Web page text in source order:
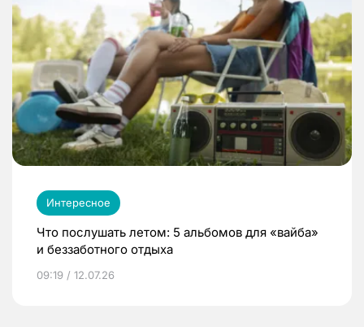
Интересное
Что послушать летом: 5 альбомов для «вайба»
и беззаботного отдыха
09:19 / 12.07.26